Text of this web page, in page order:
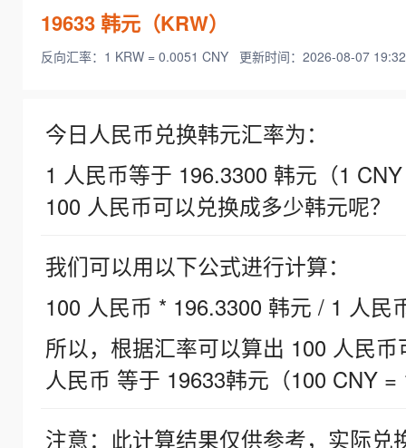
19633韩元（KRW）
反向汇率：1 KRW = 0.0051 CNY 更新时间：2026-08-07
今日人民币兑换韩元汇率为：
1 人民币等于 196.3300 韩元（1
100 人民币可以兑换成多少韩元呢？
我们可以用以下公式进行计算：
100 人民币 * 196.3300 韩元 / 1 人民
所以，根据汇率可以算出 100 人民
人民币 等于 19633韩元（100 CNY =
注意：此计算结果仅供参考，实际